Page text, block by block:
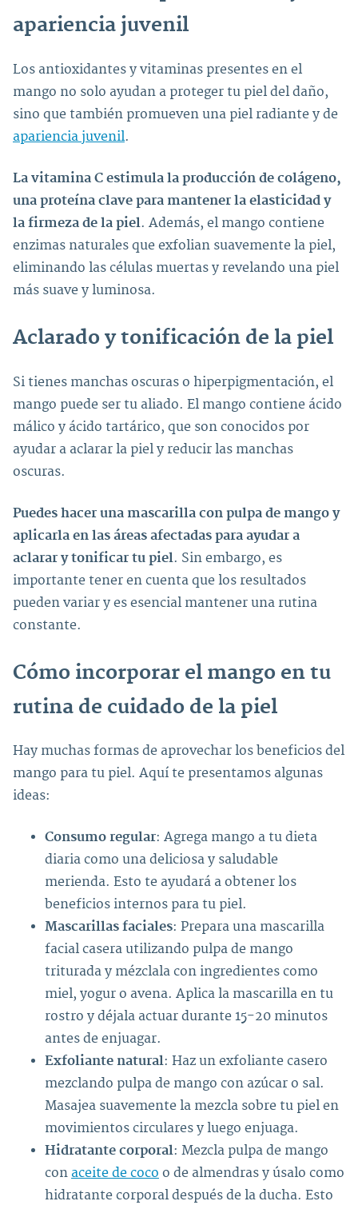
apariencia juvenil
Los antioxidantes y vitaminas presentes en el
mango no solo ayudan a proteger tu piel del daño,
sino que también promueven una piel radiante y de
apariencia juvenil.
La vitamina C estimula la producción de colágeno,
una proteína clave para mantener la elasticidad y
la firmeza de la piel. Además, el mango contiene
enzimas naturales que exfolian suavemente la piel,
eliminando las células muertas y revelando una piel
más suave y luminosa.
Aclarado y tonificación de la piel
Si tienes manchas oscuras o hiperpigmentación, el
mango puede ser tu aliado. El mango contiene ácido
málico y ácido tartárico, que son conocidos por
ayudar a aclarar la piel y reducir las manchas
oscuras.
Puedes hacer una mascarilla con pulpa de mango y
aplicarla en las áreas afectadas para ayudar a
aclarar y tonificar tu piel. Sin embargo, es
importante tener en cuenta que los resultados
pueden variar y es esencial mantener una rutina
constante.
Cómo incorporar el mango en tu
rutina de cuidado de la piel
Hay muchas formas de aprovechar los beneficios del
mango para tu piel. Aquí te presentamos algunas
ideas:
Consumo regular: Agrega mango a tu dieta
diaria como una deliciosa y saludable
merienda. Esto te ayudará a obtener los
beneficios internos para tu piel.
Mascarillas faciales: Prepara una mascarilla
facial casera utilizando pulpa de mango
triturada y mézclala con ingredientes como
miel, yogur o avena. Aplica la mascarilla en tu
rostro y déjala actuar durante 15-20 minutos
antes de enjuagar.
Exfoliante natural: Haz un exfoliante casero
mezclando pulpa de mango con azúcar o sal.
Masajea suavemente la mezcla sobre tu piel en
movimientos circulares y luego enjuaga.
Hidratante corporal: Mezcla pulpa de mango
con aceite de coco o de almendras y úsalo como
hidratante corporal después de la ducha. Esto